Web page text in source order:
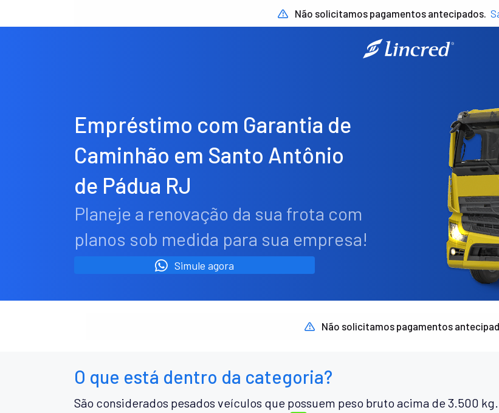
Não solicitamos pagamentos antecipados.
Empréstimo com Garantia de
Caminhão em Santo Antônio
de Pádua RJ
Planeje a renovação da sua frota com
planos sob medida para sua empresa!
Simule agora
Não solicitamos pagamentos
O que está dentro da categoria?
São considerados pesados veículos que possuem peso bruto acima de 3.500